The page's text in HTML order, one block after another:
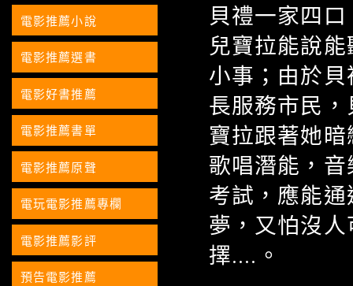
貝禮一家四
兒寶拉能說
小事；由於
長服務市民
寶拉跟著她
歌唱潛能，
考試，應能
夢，又怕沒
擇....。
電影推薦小說
電影推薦選書
電影好書推薦
電影推薦書單
電影推薦原聲
電玩電影推薦專欄
電影推薦影評
預告電影推薦